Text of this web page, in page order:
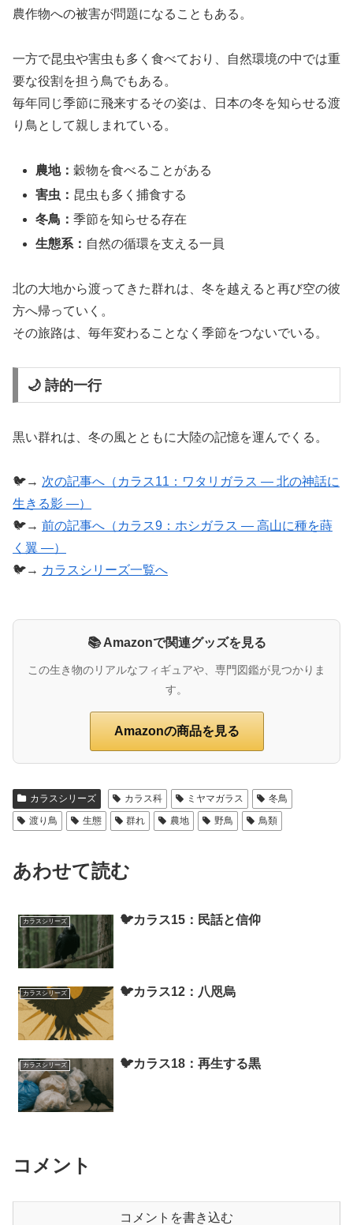
農作物への被害が問題になることもある。
一方で昆虫や害虫も多く食べており、自然環境の中では重
要な役割を担う鳥でもある。
毎年同じ季節に飛来するその姿は、日本の冬を知らせる渡
り鳥として親しまれている。
農地：穀物を食べることがある
害虫： 昆虫も多く捕食する
冬鳥：季節を知らせる存在
生態系： 自然の循環を支える一員
北の大地から渡ってきた群れは、冬を越えると再び空の彼
方へ帰っていく。
その旅路は、毎年変わることなく季節をつないでいる。
🌙 詩的一行
黒い群れは、冬の風とともに大陸の記憶を運んでくる。
🐦→ 次の記事へ（カラス11：ワタリガラス ― 北の神話に
生きる影 ―）
🐦→ 前の記事へ（カラス9：ホシガラス ― 高山に種を蒔
く翼 ―）
🐦→ カラスシリーズ一覧へ
📚 Amazonで関連グッズを見る
この生き物のリアルなフィギュアや、専門図鑑が見つかりま
す。
Amazonの商品を見る
カラスシリーズ カラス科 ミヤマガラス
冬鳥
渡り鳥
生態 群れ 農地 野鳥 鳥類
あわせて読む
カラスシリーズ 🐦カラス15：民話と信仰
カラスシリーズ 🐦カラス12：八咫烏
カラスシリーズ 🐦カラス18：再生する黒
コメント
コメントを書き込む